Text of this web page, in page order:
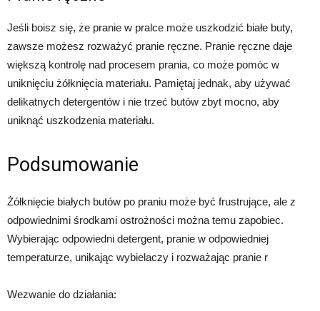
Jeśli boisz się, że pranie w pralce może uszkodzić białe buty,
zawsze możesz rozważyć pranie ręczne. Pranie ręczne daje
większą kontrolę nad procesem prania, co może pomóc w
uniknięciu żółknięcia materiału. Pamiętaj jednak, aby używać
delikatnych detergentów i nie trzeć butów zbyt mocno, aby
uniknąć uszkodzenia materiału.
Podsumowanie
Żółknięcie białych butów po praniu może być frustrujące, ale z
odpowiednimi środkami ostrożności można temu zapobiec.
Wybierając odpowiedni detergent, pranie w odpowiedniej
temperaturze, unikając wybielaczy i rozważając pranie r
Wezwanie do działania: